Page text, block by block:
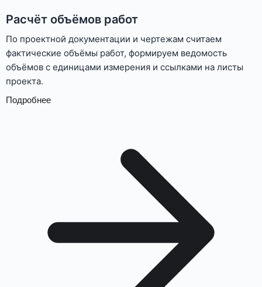
Расчёт объёмов работ
По проектной документации и чертежам считаем
фактические объёмы работ, формируем ведомость
объёмов с единицами измерения и ссылками на листы
проекта.
Подробнее